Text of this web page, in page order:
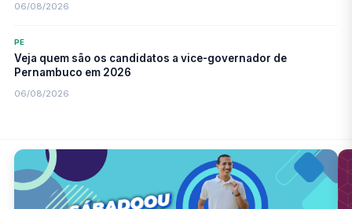
06/08/2026
PE
Veja quem são os candidatos a vice-governador de
Pernambuco em 2026
06/08/2026